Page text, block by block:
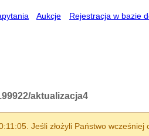
Aukcje Rejestracja w bazie
aktualizacja4
Jeśli złożyli Państwo wcześniej